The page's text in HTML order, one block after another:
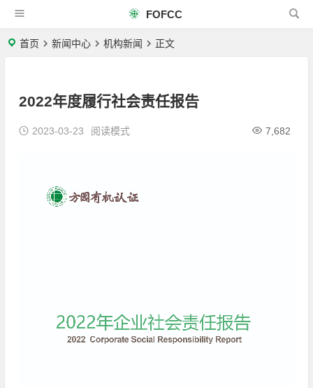
FOFCC
首页 新闻中心 机构新闻 正文
2022年度履行社会责任报告
2023-03-23 7,682
阅读模式